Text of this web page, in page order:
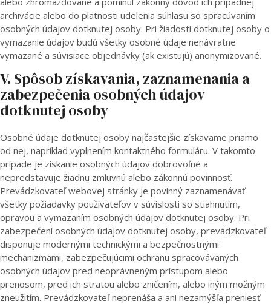
archivácie alebo do platnosti udelenia súhlasu so spracúvaním
osobných údajov dotknutej osoby. Pri žiadosti dotknutej osoby o
vymazanie údajov budú všetky osobné údaje nenávratne
vymazané a súvisiace objednávky (ak existujú) anonymizované.
V. Spôsob získavania, zaznamenania a
zabezpečenia osobných údajov
dotknutej osoby
Osobné údaje dotknutej osoby najčastejšie získavame priamo
od nej, napríklad vyplnením kontaktného formuláru. V takomto
prípade je získanie osobných údajov dobrovoľné a
nepredstavuje žiadnu zmluvnú alebo zákonnú povinnosť.
Prevádzkovateľ webovej stránky je povinný zaznamenávať
všetky požiadavky používateľov v súvislosti so stiahnutím,
opravou a vymazaním osobných údajov dotknutej osoby. Pri
zabezpečení osobných údajov dotknutej osoby, prevádzkovateľ
disponuje modernými technickými a bezpečnostnými
mechanizmami, zabezpečujúcimi ochranu spracovávaných
osobných údajov pred neoprávneným prístupom alebo
prenosom, pred ich stratou alebo zničením, alebo iným možným
zneužitím. Prevádzkovateľ neprenáša a ani nezamýšľa preniesť